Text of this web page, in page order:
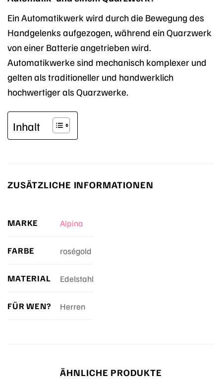
Ein Automatikwerk wird durch die Bewegung des
Handgelenks aufgezogen, während ein Quarzwerk
von einer Batterie angetrieben wird.
Automatikwerke sind mechanisch komplexer und
gelten als traditioneller und handwerklich
hochwertiger als Quarzwerke.
Inhalt
ZUSÄTZLICHE INFORMATIONEN
MARKE Alpina
FARBE roségold
MATERIAL Edelstahl
FÜR WEN? Herren
ÄHNLICHE PRODUKTE